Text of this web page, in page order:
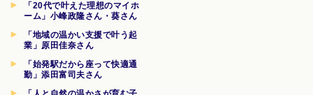
「20代で叶えた理想のマイホ
ーム」小峰政隆さん・葵さん
「地域の温かい支援で叶う起
業」原田佳奈さん
「始発駅だから座って快適通
勤」添田富司夫さん